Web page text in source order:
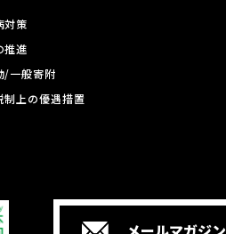
策
進
一般寄附
制上の優遇措置